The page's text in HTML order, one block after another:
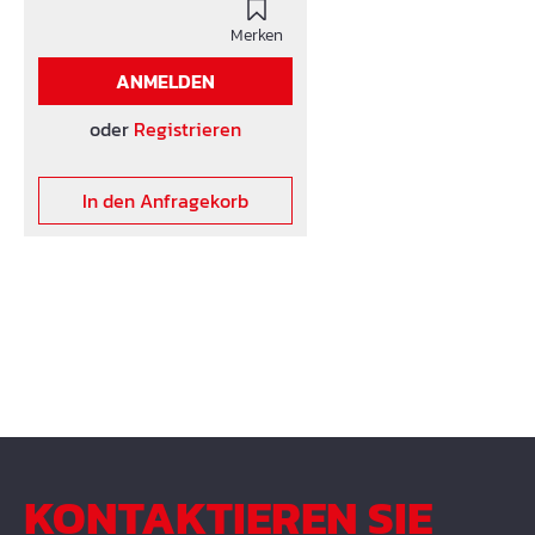
Merken
ANMELDEN
oder Registrieren
In den Anfragekorb
KONTAKTIEREN SIE